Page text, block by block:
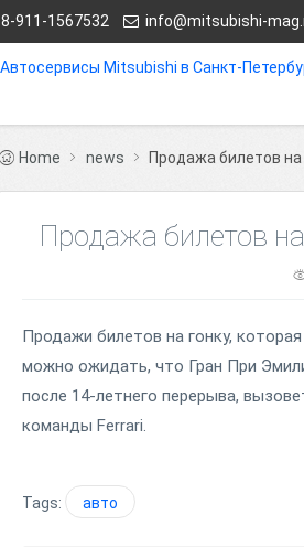
8-911-1567532 info@mitsubishi-
Home news Продажа билетов на
Продажа билетов
Продажи билетов на гонку,
можно ожидать, что Гран При
после 14-летнего перерыва,
команды Ferrari.
Tags: авто